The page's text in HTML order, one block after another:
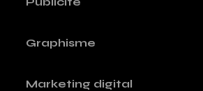
Graphisme
Marketing digital